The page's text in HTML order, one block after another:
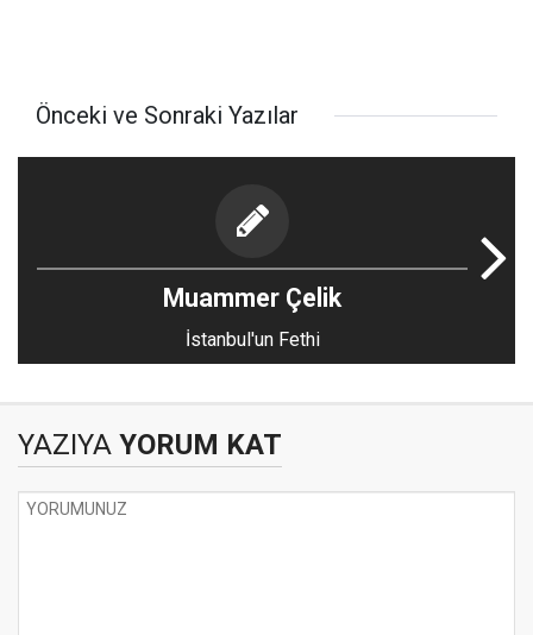
Önceki ve Sonraki Yazılar
Muammer Çelik
İstanbul'un Fethi
YAZIYA YORUM KAT